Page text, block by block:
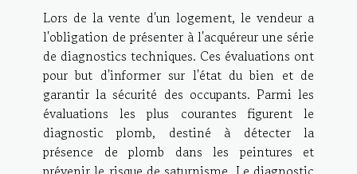
Lors de la vente d'un logement, le vendeur a
l'obligation de présenter à l'acquéreur une série
de diagnostics techniques. Ces évaluations ont
pour but d'informer sur l'état du bien et de
garantir la sécurité des occupants. Parmi les
évaluations les plus courantes figurent le
diagnostic plomb, destiné à détecter la
présence de plomb dans les peintures et